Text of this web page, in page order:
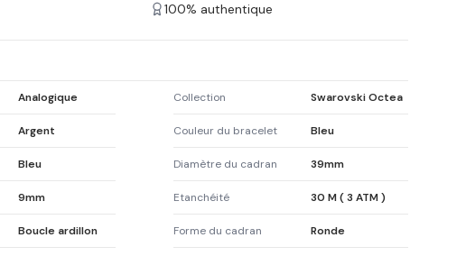
100% authentique
Analogique Collection Swarovski Octea
Argent Couleur du bracelet Bleu
Bleu Diamètre du cadran 39mm
9mm Etanchéité 30 M ( 3 ATM )
Boucle ardillon Forme du cadran Ronde